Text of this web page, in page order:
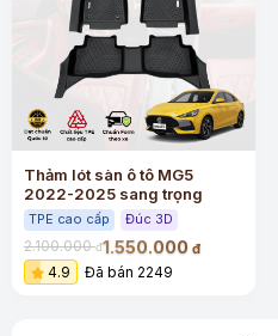
Thảm lót sàn ô tô MG5
2022-2025 sang trọng
TPE cao cấp Đúc 3D
2.100.000đ1.550.000 đ
4.9 Đã bán 2249